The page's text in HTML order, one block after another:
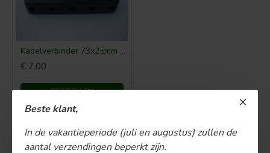
Beste klant,
In de vakantieperiode (juli en augustus) zullen de
aantal verzendingen beperkt zijn.
Kabelverbinder 73x25mm 5 polig
€ 7,00
BESTELLEN
U bent aan het einde van de lijst gekomen.